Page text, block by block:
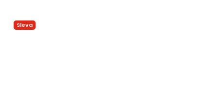
Sleva